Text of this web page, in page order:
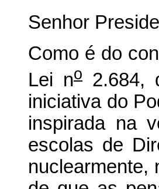
Senhor
Como é do
Lei no2.684,
iniciativa do
inspirada na
escolas de
nuclearmente,